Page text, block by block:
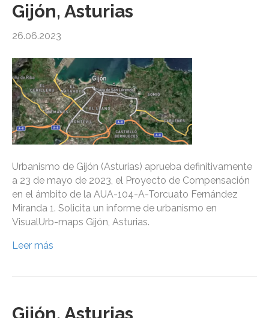
Gijón, Asturias
26.06.2023
Urbanismo de Gijón (Asturias) aprueba definitivamente
a 23 de mayo de 2023, el Proyecto de Compensación
en el ámbito de la AUA-104-A-Torcuato Fernández
Miranda 1. Solicita un informe de urbanismo en
VisualUrb-maps Gijón, Asturias.
Leer más
Gijón, Asturias